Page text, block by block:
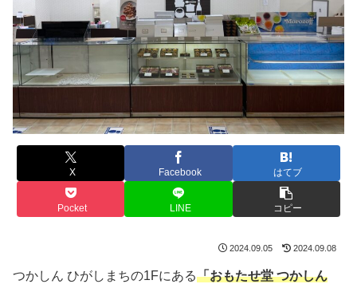
X Facebook はてブ
Pocket LINE コピー
2024.09.05 2024.09.08
つかしん ひがしまちの1Fにある「おもたせ堂 つかしん